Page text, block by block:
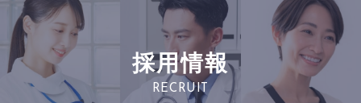
採用情報
RECRUIT